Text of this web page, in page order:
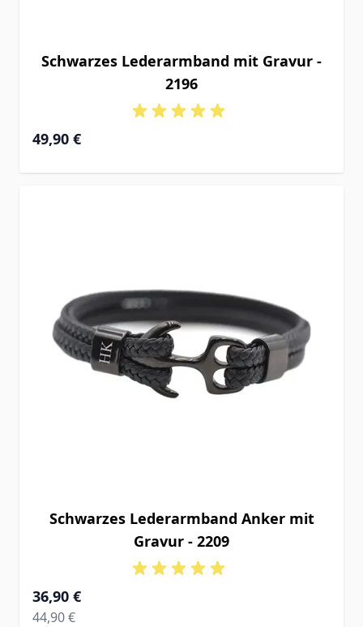
Schwarzes Lederarmband mit Gravur -
2196
49,90 €
Schwarzes Lederarmband Anker mit
Gravur - 2209
Ab
36,90 €
Regular Price
44,90 €